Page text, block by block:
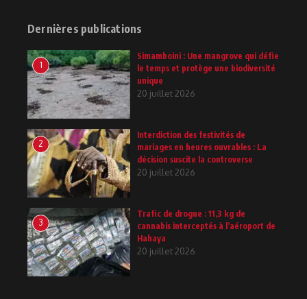
Dernières publications
1
Simamboini : Une mangrove qui défie
le temps et protège une biodiversité
unique
20 juillet 2026
2
Interdiction des festivités de
mariages en heures ouvrables : La
décision suscite la controverse
20 juillet 2026
3
Trafic de drogue : 11,3 kg de
cannabis interceptés à l’aéroport de
Hahaya
20 juillet 2026